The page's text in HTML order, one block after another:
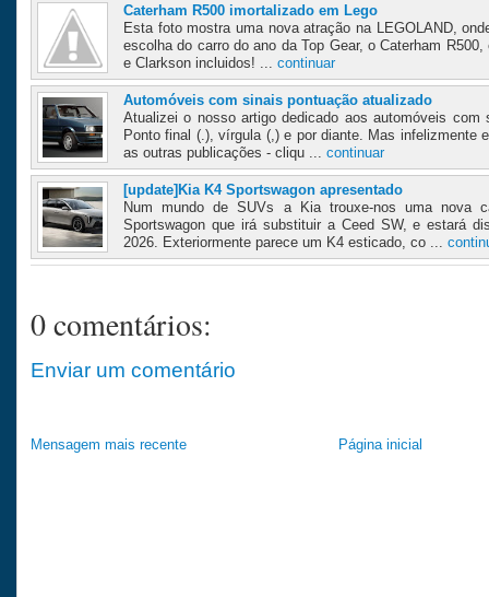
Caterham R500 imortalizado em Lego
Esta foto mostra uma nova atração na LEGOLAND,
escolha do carro do ano da Top Gear, o Caterham
e Clarkson incluidos! ... continuar
Automóveis com sinais pontuação atualizado
Atualizei o nosso artigo dedicado aos automóveis com
Ponto final (.), vírgula (,) e por diante. Mas infelizmente
as outras publicações - cliqu ... continuar
[update]Kia K4 Sportswagon apresentado
Num mundo de SUVs a Kia trouxe-nos uma nova
Sportswagon que irá substituir a Ceed SW, e estará
2026. Exteriormente parece um K4 esticado, co ...
0 comentários:
Enviar um comentário
Mensagem mais recente Página inicial